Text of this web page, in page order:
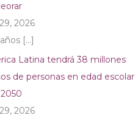
2026
[…]
Latina tendrá 38 millones
de personas en edad escolar
2026